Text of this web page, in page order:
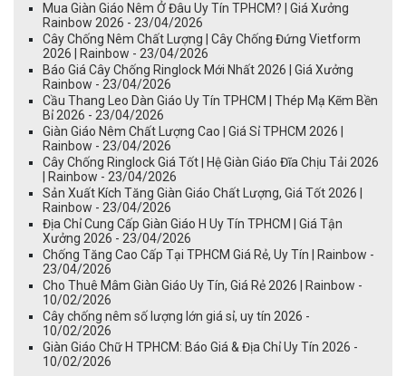
Mua Giàn Giáo Nêm Ở Đâu Uy Tín TPHCM? | Giá Xưởng
Rainbow 2026 - 23/04/2026
Cây Chống Nêm Chất Lượng | Cây Chống Đứng Vietform
2026 | Rainbow - 23/04/2026
Báo Giá Cây Chống Ringlock Mới Nhất 2026 | Giá Xưởng
Rainbow - 23/04/2026
Cầu Thang Leo Dàn Giáo Uy Tín TPHCM | Thép Mạ Kẽm Bền
Bỉ 2026 - 23/04/2026
Giàn Giáo Nêm Chất Lượng Cao | Giá Sỉ TPHCM 2026 |
Rainbow - 23/04/2026
Cây Chống Ringlock Giá Tốt | Hệ Giàn Giáo Đĩa Chịu Tải 2026
| Rainbow - 23/04/2026
Sản Xuất Kích Tăng Giàn Giáo Chất Lượng, Giá Tốt 2026 |
Rainbow - 23/04/2026
Địa Chỉ Cung Cấp Giàn Giáo H Uy Tín TPHCM | Giá Tận
Xưởng 2026 - 23/04/2026
Chống Tăng Cao Cấp Tại TPHCM Giá Rẻ, Uy Tín | Rainbow -
23/04/2026
Cho Thuê Mâm Giàn Giáo Uy Tín, Giá Rẻ 2026 | Rainbow -
10/02/2026
Cây chống nêm số lượng lớn giá sỉ, uy tín 2026 -
10/02/2026
Giàn Giáo Chữ H TPHCM: Báo Giá & Địa Chỉ Uy Tín 2026 -
10/02/2026